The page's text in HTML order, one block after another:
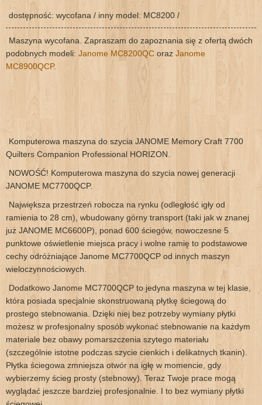
dostępność: wycofana / inny model: MC8200 /
Maszyna wycofana. Zapraszam do zapoznania się z ofertą dwóch
podobnych modeli: Janome MC8200QC oraz Janome
MC8900QCP.
Komputerowa maszyna do szycia JANOME Memory Craft 7700
Quilters Companion Professional HORIZON.
NOWOŚĆ! Komputerowa maszyna do szycia nowej generacji
JANOME MC7700QCP.
Największa przestrzeń robocza na rynku (odległość igły od
ramienia to 28 cm), wbudowany górny transport (taki jak w znanej
już JANOME MC6600P), ponad 600 ściegów, nowoczesne 5
punktowe oświetlenie miejsca pracy i wolne ramię to podstawowe
cechy odróżniające Janome MC7700QCP od innych maszyn
wieloczynnościowych.
Dodatkowo Janome MC7700QCP to jedyna maszyna w tej klasie,
która posiada specjalnie skonstruowaną płytkę ściegową do
prostego stebnowania. Dzięki niej bez potrzeby wymiany płytki
możesz w profesjonalny sposób wykonać stebnowanie na każdym
materiale bez obawy pomarszczenia szytego materiału
(szczególnie istotne podczas szycie cienkich i delikatnych tkanin).
Płytka ściegowa zmniejsza otwór na igłę w momencie, gdy
wybierzemy ścieg prosty (stebnowy). Teraz Twoje prace mogą
wyglądać jeszcze bardziej profesjonalnie. I to bez wymiany płytki